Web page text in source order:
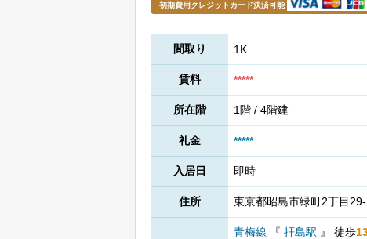
初期費用クレジットカード決済可能
間取り 1K
賃料 *****
所在階 1階 / 4階建
礼金 *****
入居日 即時
住所 東京都昭島市緑町2丁目
青梅線 『 拝島駅 』 徒歩